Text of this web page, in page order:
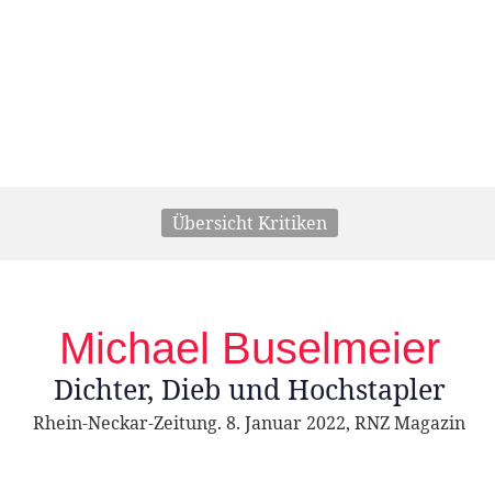
Übersicht Kritiken
Michael Buselmeier
Dichter, Dieb und Hochstapler
Rhein-Neckar-Zeitung. 8. Januar 2022, RNZ Magazin